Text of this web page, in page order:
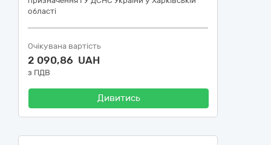
області
Очікувана вартість
2 090,86 UAH
з ПДВ
Дивитись